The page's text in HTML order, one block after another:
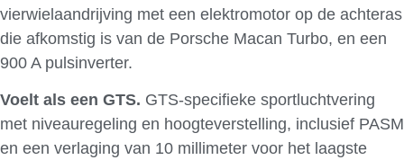
vierwielaandrijving met een elektromotor op de achteras
die afkomstig is van de Porsche Macan Turbo, en een
900 A pulsinverter.
Voelt als een GTS. GTS-specifieke sportluchtvering
met niveauregeling en hoogteverstelling, inclusief PASM
en een verlaging van 10 millimeter voor het laagste